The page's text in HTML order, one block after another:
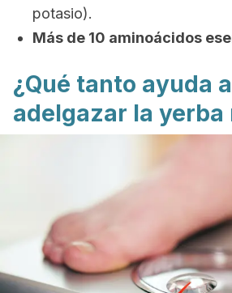
potasio).
Más de 10 aminoácidos
¿Qué tanto ayuda a
adelgazar la yerba